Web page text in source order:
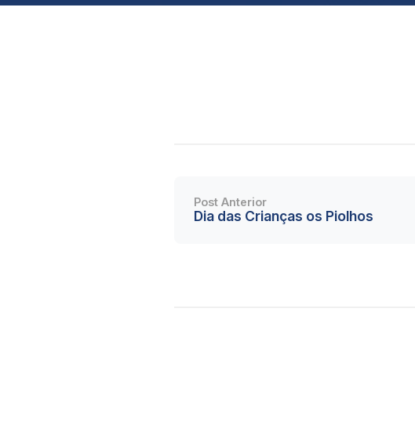
Post Anterior
Dia das Crianças os Piolhos